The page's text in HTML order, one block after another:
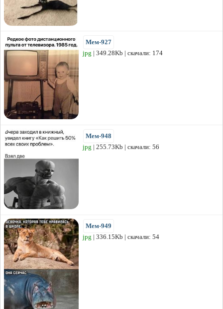
Мем-927
jpg | 349.28Kb | скачали: 174
Мем-948
jpg | 255.73Kb | скачали: 56
Мем-949
jpg | 336.15Kb | скачали: 54